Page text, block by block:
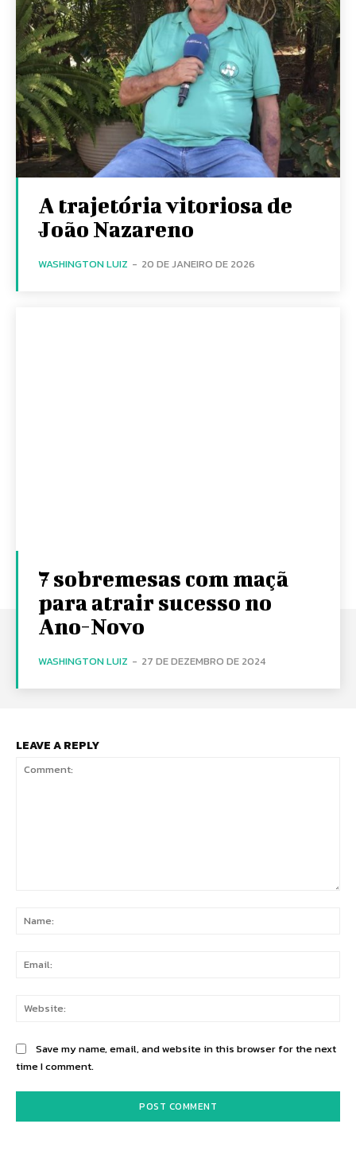
A trajetória vitoriosa de
João Nazareno
WASHINGTON LUIZ - 20 DE JANEIRO DE 2026
7 sobremesas com maçã
para atrair sucesso no
Ano-Novo
WASHINGTON LUIZ - 27 DE DEZEMBRO DE 2024
LEAVE A REPLY
Save my name, email, and website in this browser for the next
time I comment.